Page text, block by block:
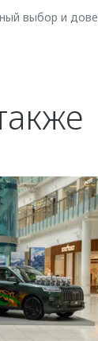
выбор и